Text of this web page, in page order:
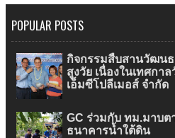
POPULAR POSTS
กิจกรรมสืบสานวัฒนธ
สูงวัย เนื่องในเทศกา
เอ็มซีโปลีเมอส์ จำกัด
GC ร่วมกับ ทม.มาบต
ธนาคารน้ำใต้ดิน